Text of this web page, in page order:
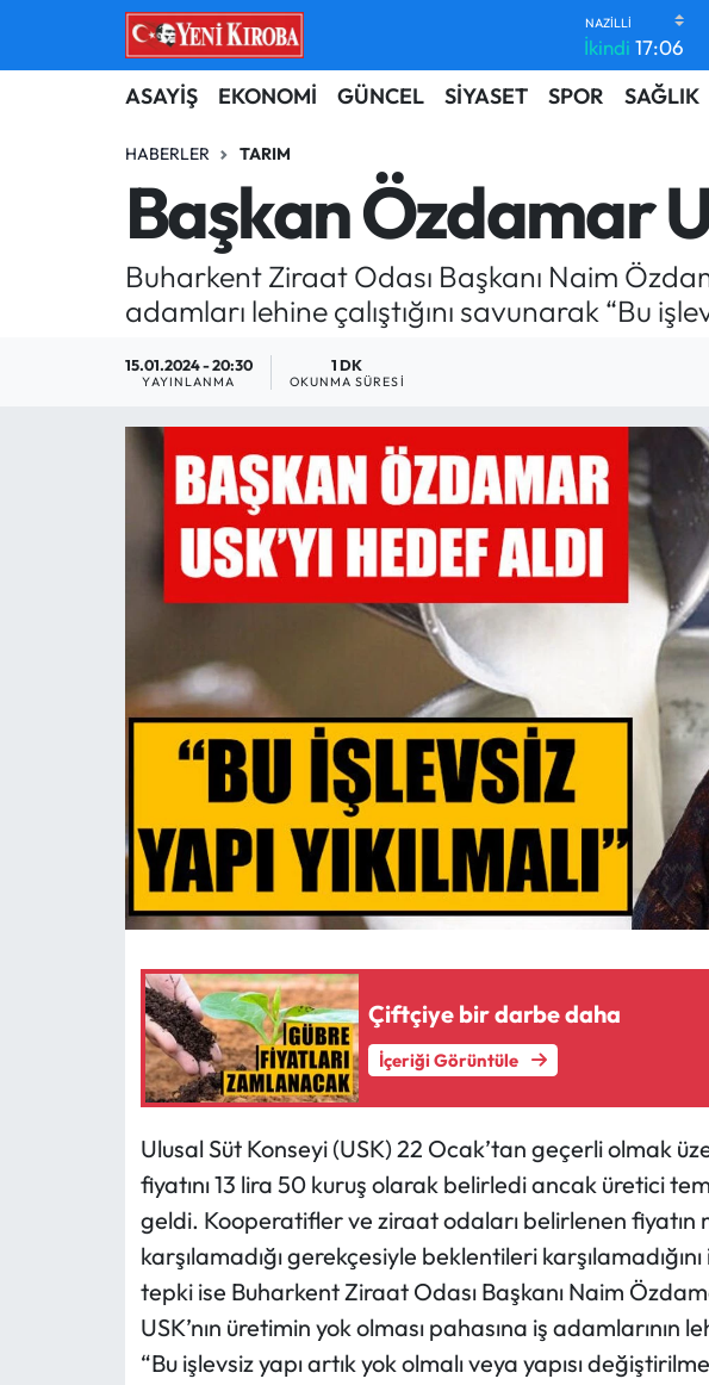
İkindi 17:06
ASAYİŞ EKONOMİ GÜNCEL SİYASET SPOR SAĞLIK
HABERLER TARIM
Başkan Özdamar
Buharkent Ziraat Odası Başkanı Naim
adamları lehine çalıştığını savunarak “Bu
15.01.2024 - 20:30
YAYINLANMA
1 DK
OKUNMA SÜRESI
Çiftçiye bir darbe daha
İçeriği Görüntüle
Ulusal Süt Konseyi (USK) 22 Ocak’tan geçerli olmak
fiyatını 13 lira 50 kuruş olarak belirledi ancak üretici
geldi. Kooperatifler ve ziraat odaları belirlenen fiyatın
karşılamadığı gerekçesiyle beklentileri
tepki ise Buharkent Ziraat Odası Başkanı Naim
USK’nın üretimin yok olması pahasına iş adamlarının
“Bu işlevsiz yapı artık yok olmalı veya yapısı
ASAYİŞ
BİLİM-TEKNOLOJİ
DÜNYA
EKONOMİ
SİYASET
RESMİ İLANLAR
HABER İLAN
Aydın Nöbetçi Eczaneler
Aydın Hava Durumu
Aydin Namaz Vakitleri
Aydın Trafik Yoğunluk Haritası
Süper Lig Puan Durumu ve Fikstür
Tüm Manşetler
Son Dakika Haberleri